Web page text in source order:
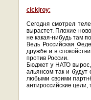
cickjroy:
Сегодня смотрел
вырастет. Плохие
не какая-нибудь там
Ведь Российская
дружбе и в
против России.
Бюджет у НАТО
альянсом так и будут
любыми своими
антироссийские цели,